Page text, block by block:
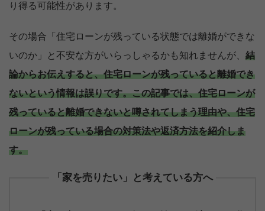
り得る可能性があります。
その場合「住宅ローンが残っている状態では離婚ができな
いのか」と不安な方がいらっしゃるかも知れませんが、 結
論からお伝えすると、住宅ローンが残っていると離婚でき
ないという情報は誤りです。この記事では、住宅ローンが
残っていると離婚できないと噂されてしまう理由や、住宅
ローンが残っている場合の対策法や返済方法を紹介しま
す。
「家を売りたい」と考えている方へ